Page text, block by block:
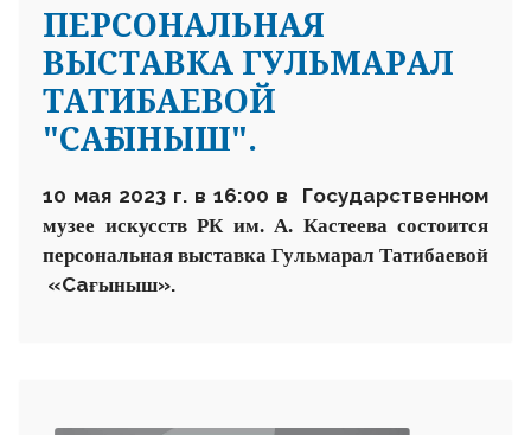
ПЕРСОНАЛЬНАЯ
ВЫСТАВКА ГУЛЬМАРАЛ
ТАТИБАЕВОЙ
"САҒЫНЫШ".
10 мая 2023 г. в 16:00 в Государственном
музее искусств РК им. А. Кастеева состоится
персональная выставка Гульмарал Татибаевой
«Сағыныш».